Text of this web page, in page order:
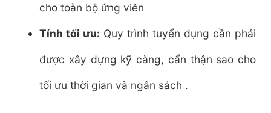
cho toàn bộ ứng viên
Tính tối ưu: Quy trình tuyển dụng cần phải
được xây dựng kỹ càng, cẩn thận sao cho
tối ưu thời gian và ngân sách .